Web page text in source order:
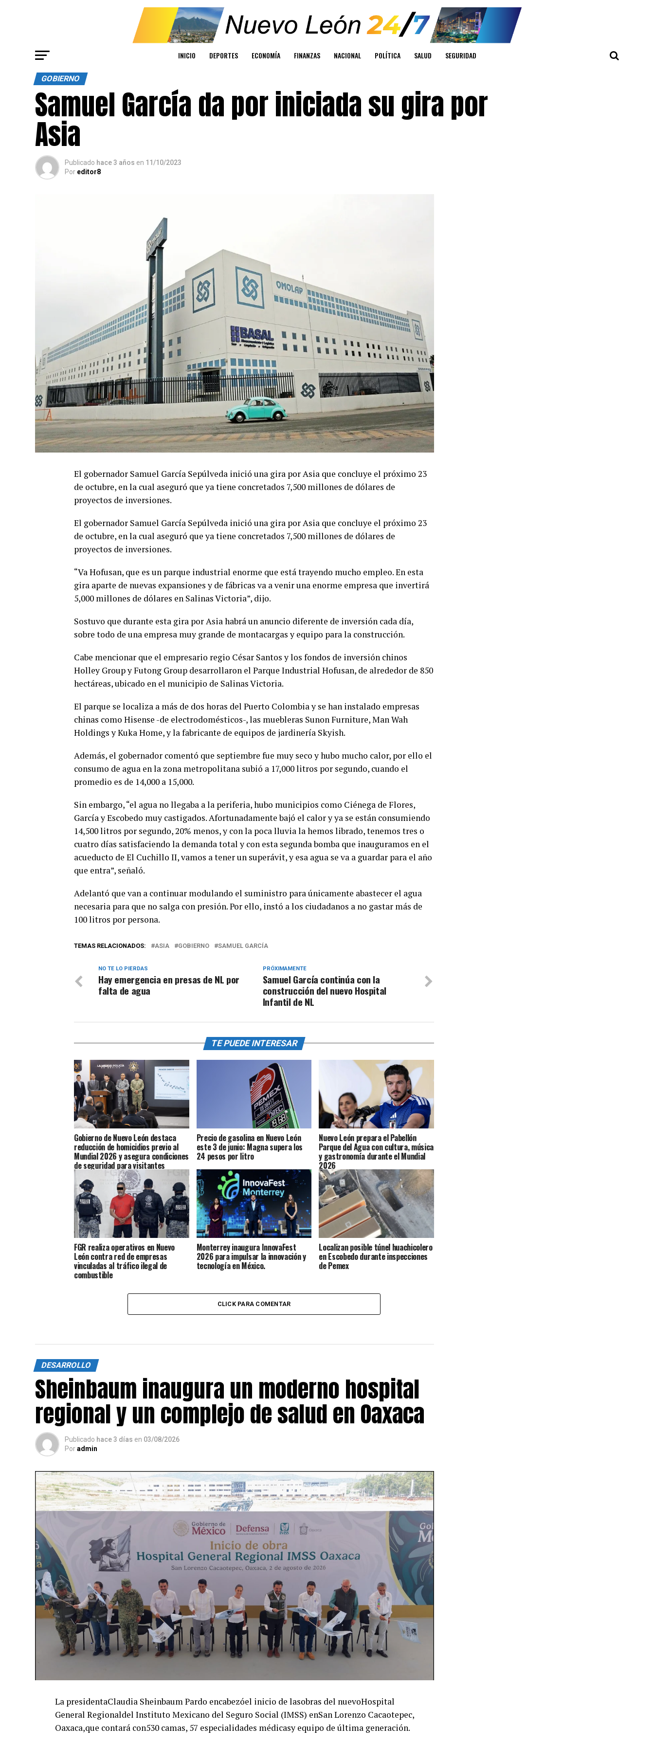
INICIO DEPORTES ECONOMÍA FINANZAS NACIONAL POLÍTICA SALUD SEGURIDAD
GOBIERNO
Samuel García da por iniciada su gira por
Asia
Publicado hace 3 años en 11/10/2023
Por editor8
El gobernador Samuel García Sepúlveda inició una gira por Asia que concluye el próximo 23
de octubre, en la cual aseguró que ya tiene concretados 7,500 millones de dólares de
proyectos de inversiones.
El gobernador Samuel García Sepúlveda inició una gira por Asia que concluye el próximo 23
de octubre, en la cual aseguró que ya tiene concretados 7,500 millones de dólares de
proyectos de inversiones.
“Va Hofusan, que es un parque industrial enorme que está trayendo mucho empleo. En esta
gira aparte de nuevas expansiones y de fábricas va a venir una enorme empresa que invertirá
5,000 millones de dólares en Salinas Victoria”, dijo.
Sostuvo que durante esta gira por Asia habrá un anuncio diferente de inversión cada día,
sobre todo de una empresa muy grande de montacargas y equipo para la construcción.
Cabe mencionar que el empresario regio César Santos y los fondos de inversión chinos
Holley Group y Futong Group desarrollaron el Parque Industrial Hofusan, de alrededor de 850
hectáreas, ubicado en el municipio de Salinas Victoria.
El parque se localiza a más de dos horas del Puerto Colombia y se han instalado empresas
chinas como Hisense -de electrodomésticos-, las muebleras Sunon Furniture, Man Wah
Holdings y Kuka Home, y la fabricante de equipos de jardinería Skyish.
Además, el gobernador comentó que septiembre fue muy seco y hubo mucho calor, por ello el
consumo de agua en la zona metropolitana subió a 17,000 litros por segundo, cuando el
promedio es de 14,000 a 15,000.
Sin embargo, “el agua no llegaba a la periferia, hubo municipios como Ciénega de Flores,
García y Escobedo muy castigados. Afortunadamente bajó el calor y ya se están consumiendo
14,500 litros por segundo, 20% menos, y con la poca lluvia la hemos librado, tenemos tres o
cuatro días satisfaciendo la demanda total y con esta segunda bomba que inauguramos en el
acueducto de El Cuchillo II, vamos a tener un superávit, y esa agua se va a guardar para el año
que entra”, señaló.
Adelantó que van a continuar modulando el suministro para únicamente abastecer el agua
necesaria para que no salga con presión. Por ello, instó a los ciudadanos a no gastar más de
100 litros por persona.
TEMAS RELACIONADOS: ASIA GOBIERNO SAMUEL GARCÍA
PRÓXIMAMENTE
Samuel García continúa con la
construcción del nuevo Hospital
Infantil de NL
NO TE LO PIERDAS
Hay emergencia en presas de NL por
falta de agua
TE PUEDE INTERESAR
Gobierno de Nuevo León destaca
reducción de homicidios previo al
Mundial 2026 y asegura condiciones
de seguridad para visitantes
Precio de gasolina en Nuevo León
este 3 de junio: Magna supera los
24 pesos por litro
Nuevo León prepara el Pabellón
Parque del Agua con cultura, música
y gastronomía durante el Mundial
2026
FGR realiza operativos en Nuevo
León contra red de empresas
vinculadas al tráfico ilegal de
combustible
Monterrey inaugura InnovaFest
2026 para impulsar la innovación y
tecnología en México.
Localizan posible túnel huachicolero
en Escobedo durante inspecciones
de Pemex
CLICK PARA COMENTAR
DESARROLLO
Sheinbaum inaugura un moderno hospital
regional y un complejo de salud en Oaxaca
Publicado hace 3 días en 03/08/2026
Poradmin
La presidentaClaudia Sheinbaum Pardo encabezóel inicio de lasobras del nuevoHospital
General Regionaldel Instituto Mexicano del Seguro Social (IMSS) enSan Lorenzo Cacaotepec,
Oaxaca,que contará con530 camas, 57 especialidades médicasy equipo de última generación.